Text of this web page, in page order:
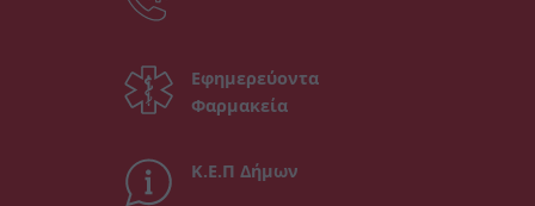
Εφημερεύοντα
Φαρμακεία
Κ.Ε.Π Δήμων